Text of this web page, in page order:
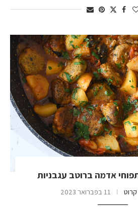
אדמה ברוטב עגבניות
11 בפברואר 2023